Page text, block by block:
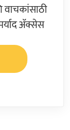
ॲक्सेस